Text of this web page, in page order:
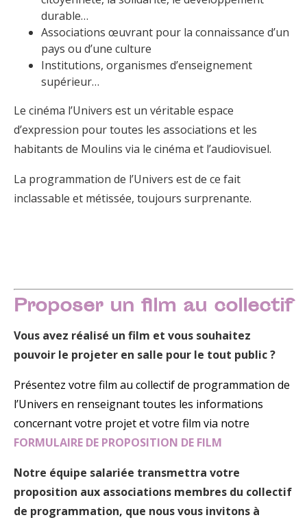
durable…
Associations œuvrant pour la connaissance d’un
pays ou d’une culture
Institutions, organismes d’enseignement
supérieur…
Le cinéma l’Univers est un véritable espace
d’expression pour toutes les associations et les
habitants de Moulins via le cinéma et l’audiovisuel.
La programmation de l’Univers est de ce fait
inclassable et métissée, toujours surprenante.
Proposer un film au collectif
Vous avez réalisé un film et vous souhaitez
pouvoir le projeter en salle pour le tout public ?
Présentez votre film au collectif de programmation de
l’Univers en renseignant toutes les informations
concernant votre projet et votre film via notre
FORMULAIRE DE PROPOSITION DE FILM
Notre équipe salariée transmettra votre
proposition aux associations membres du collectif
de programmation, que nous vous invitons à